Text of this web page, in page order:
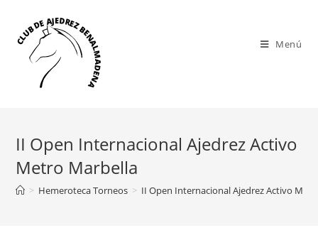
contenido
Menú
II Open Internacional Ajedrez Activo
Metro Marbella
> Hemeroteca Torneos > II Open Internacional Ajedrez Activo